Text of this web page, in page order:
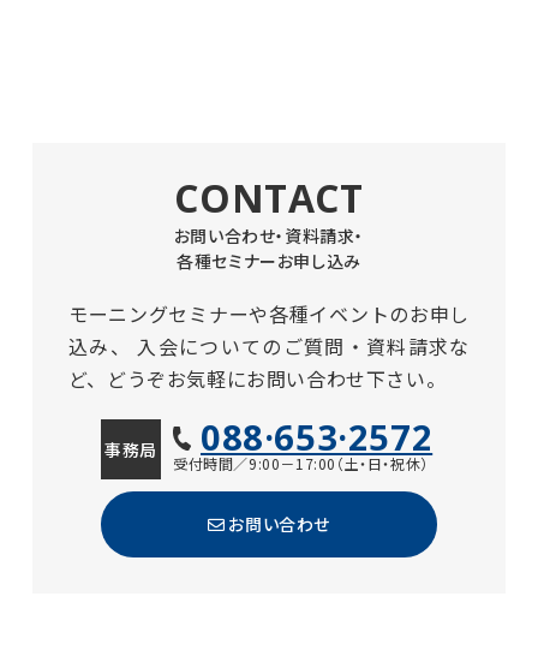
CONTACT
お問い合わせ・資料請求・
各種セミナーお申し込み
モーニングセミナーや各種イベントのお申し
込み、
入会についてのご質問・資料請求な
ど、どうぞお気軽にお問い合わせ下さい。
事務局 088·653·2572
受付時間／9:00－17:00（土・日・祝休）
お問い合わせ